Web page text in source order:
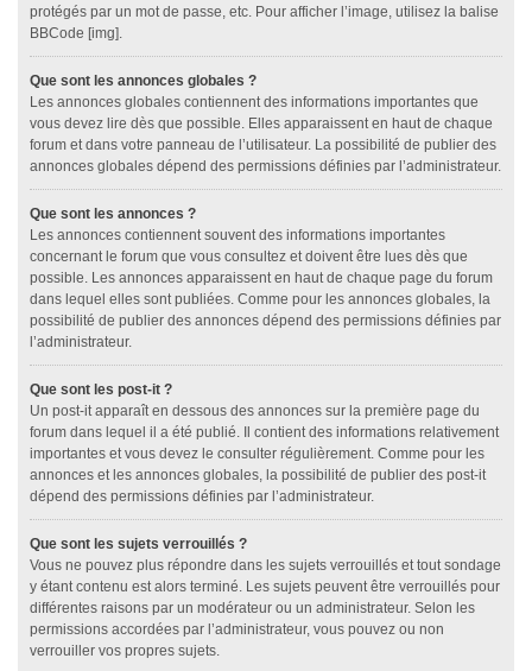
protégés par un mot de passe, etc. Pour afficher l’image, utilisez la balise
BBCode [img].
Que sont les annonces globales ?
Les annonces globales contiennent des informations importantes que
vous devez lire dès que possible. Elles apparaissent en haut de chaque
forum et dans votre panneau de l’utilisateur. La possibilité de publier des
annonces globales dépend des permissions définies par l’administrateur.
Que sont les annonces ?
Les annonces contiennent souvent des informations importantes
concernant le forum que vous consultez et doivent être lues dès que
possible. Les annonces apparaissent en haut de chaque page du forum
dans lequel elles sont publiées. Comme pour les annonces globales, la
possibilité de publier des annonces dépend des permissions définies par
l’administrateur.
Que sont les post-it ?
Un post-it apparaît en dessous des annonces sur la première page du
forum dans lequel il a été publié. Il contient des informations relativement
importantes et vous devez le consulter régulièrement. Comme pour les
annonces et les annonces globales, la possibilité de publier des post-it
dépend des permissions définies par l’administrateur.
Que sont les sujets verrouillés ?
Vous ne pouvez plus répondre dans les sujets verrouillés et tout sondage
y étant contenu est alors terminé. Les sujets peuvent être verrouillés pour
différentes raisons par un modérateur ou un administrateur. Selon les
permissions accordées par l’administrateur, vous pouvez ou non
verrouiller vos propres sujets.